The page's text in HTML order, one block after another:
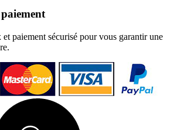
paiement sécurisé pour vous garantir une